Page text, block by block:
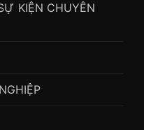
KIỆN CHUYÊN